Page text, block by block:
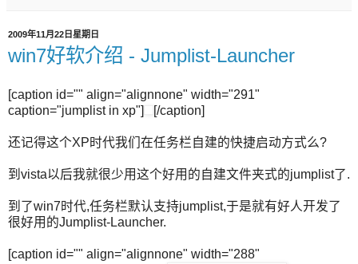
2009年11月22日星期日
win7好软介绍 - Jumplist-Launcher
[caption id="" align="alignnone" width="291"
caption="jumplist in xp"]
[/caption]
还记得这个XP时代我们在任务栏自建的快捷启动方式么?
到vista以后我就很少用这个好用的自建文件夹式的jumplist了.
到了win7时代,任务栏默认支持jumplist,于是就有好人开发了
很好用的Jumplist-Launcher.
[caption id="" align="alignnone" width="288"